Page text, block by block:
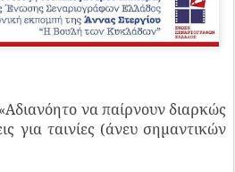
να παίρνουν διαρκώς
για ταινίες (άνευ σημαντικών